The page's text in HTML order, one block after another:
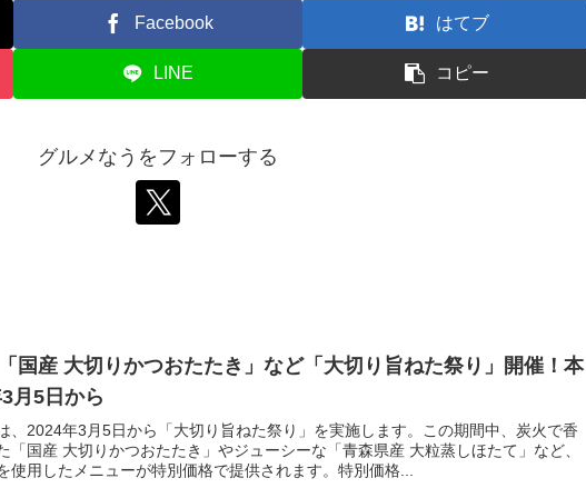
Facebook はてブ
LINE コピー
グルメなうをフォローする
国産 大切りかつおたたき」など「大切り旨ねた祭り」開催！本
月5日から
、2024年3月5日から「大切り旨ねた祭り」を実施します。この期間中、炭火で香
「国産 大切りかつおたたき」やジューシーな「青森県産 大粒蒸しほたて」など、
使用したメニューが特別価格で提供されます。特別価格...